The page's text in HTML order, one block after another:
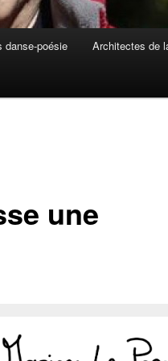
danse-poésie Architectes de
une